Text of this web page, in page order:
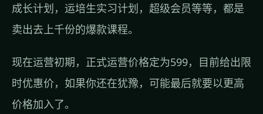
成长计划，运培生实习计划，超级会员等等，都是
卖出去上千份的爆款课程。
现在运营初期，正式运营价格定为599，目前给出限
时优惠价，如果你还在犹豫，可能最后就要以更高
价格加入了。